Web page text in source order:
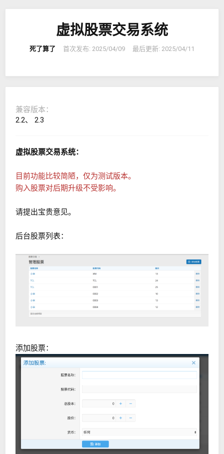
虚拟股票交易系统
死了算了 首次发布: 2025/04/09 最后更新: 2025/04/11
兼容版本
2.2
2.3
虚拟股票交易系统：
目前功能比较简陋，仅为测试版本。
购入股票对后期升级不受影响。
请提出宝贵意见。
后台股票列表：
添加股票：